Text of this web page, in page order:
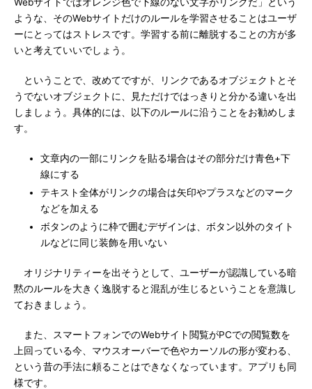
ような、そのWebサイトだけのルールを学習させることはユーザ
ーにとってはストレスです。学習する前に離脱することの方が多
いと考えていいでしょう。
ということで、改めてですが、リンクであるオブジェクトとそ
うでないオブジェクトに、見ただけではっきりと分かる違いを出
しましょう。具体的には、以下のルールに沿うことをお勧めしま
す。
文章内の一部にリンクを貼る場合はその部分だけ青色+下
線にする
テキスト全体がリンクの場合は矢印やプラスなどのマーク
などを加える
ボタンのように枠で囲むデザインは、ボタン以外のタイト
ルなどに同じ装飾を用いない
オリジナリティーを出そうとして、ユーザーが認識している暗
黙のルールを大きく逸脱すると混乱が生じるということを意識し
ておきましょう。
また、スマートフォンでのWebサイト閲覧がPCでの閲覧数を
上回っている今、マウスオーバーで色やカーソルの形が変わる、
という昔の手法に頼ることはできなくなっています。アプリも同
様です。